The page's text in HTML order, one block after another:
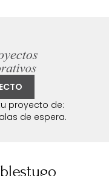
proyecto de:
de espera.